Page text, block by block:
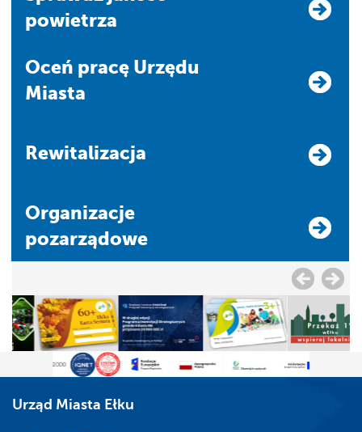
powietrza
Oceń pracę Urzędu
Miasta
Rewitalizacja
Organizacje
pozarządowe
Urząd Miasta Ełku